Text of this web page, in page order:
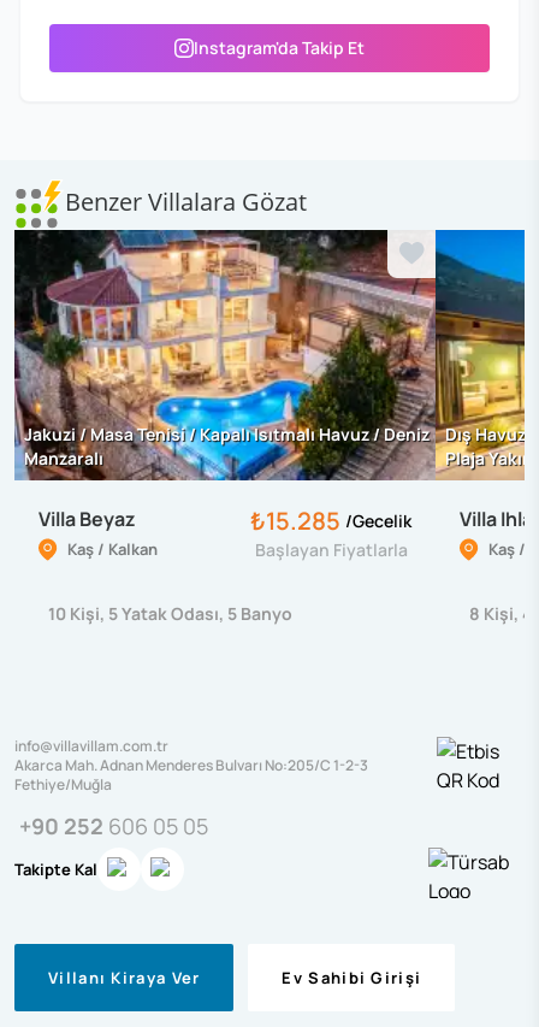
Instagram'da Takip Et
Benzer Villalara Gözat
Jakuzi / Masa Tenisi / Kapalı Isıtmalı Havuz / Deniz
Manzaralı
Villa Beyaz
Kaş / Kalkan
₺15.285 /Gecelik
Başlayan Fiyatlarla
10 Kişi, 5Yatak Odası, 5 Banyo
Dış Havuz
Plaja Yakın
Villa
Kaş /
8 Kişi, 4
info@villavillam.com.tr
Akarca Mah. Adnan Menderes Bulvarı No:205/C 1-2-3
Fethiye/Muğla
+90 252 606 05 05
Takipte Kal
Villanı Kiraya Ver Ev Sahibi Girişi